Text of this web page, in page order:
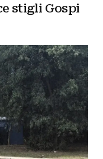
stigli Gospi